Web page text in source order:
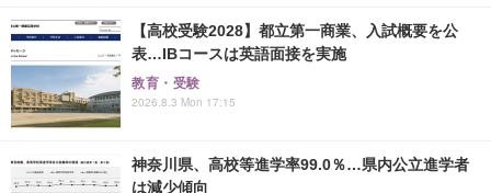
【高校受験2028】都立第一商業、入試概要を公
表…IBコースは英語面接を実施
教育・受験
2026.8.3 Mon 17:15
神奈川県、高校等進学率99.0％…県内公立進学者
は減少傾向